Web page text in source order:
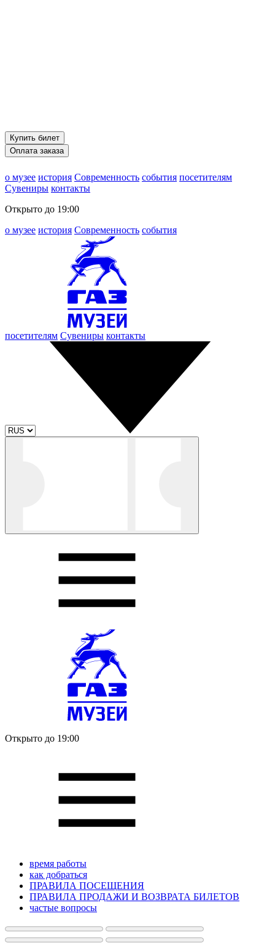
Купить билет
Оплата заказа
о музее история Современность события посетителям
Сувениры контакты
Открыто до 19:00
о музее история Современность события
посетителям Сувениры контакты
Открыто до 19:00
время работы
как добраться
ПРАВИЛА ПОСЕЩЕНИЯ
ПРАВИЛА ПРОДАЖИ И ВОЗВРАТА БИЛЕТОВ
частые вопросы